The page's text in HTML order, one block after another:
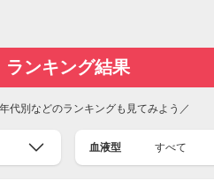
ランキング結果
代別などのランキングも見てみよう／
血液型 すべて